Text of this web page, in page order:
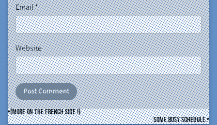
Email*
Website
(More on the french side !)
Some busy schedule.